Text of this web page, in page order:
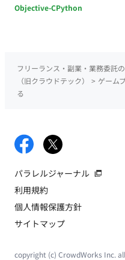
Objective-CPython
フリーランス・副業・業務委託
（旧クラウドテック）
> ゲーム
る
パラレルジャーナル
利用規約
個人情報保護方針
サイトマップ
copyright (c) CrowdWorks Inc.